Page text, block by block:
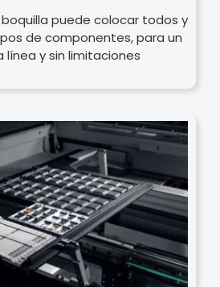
puede colocar todos y
de componentes, para un
línea y sin limitaciones